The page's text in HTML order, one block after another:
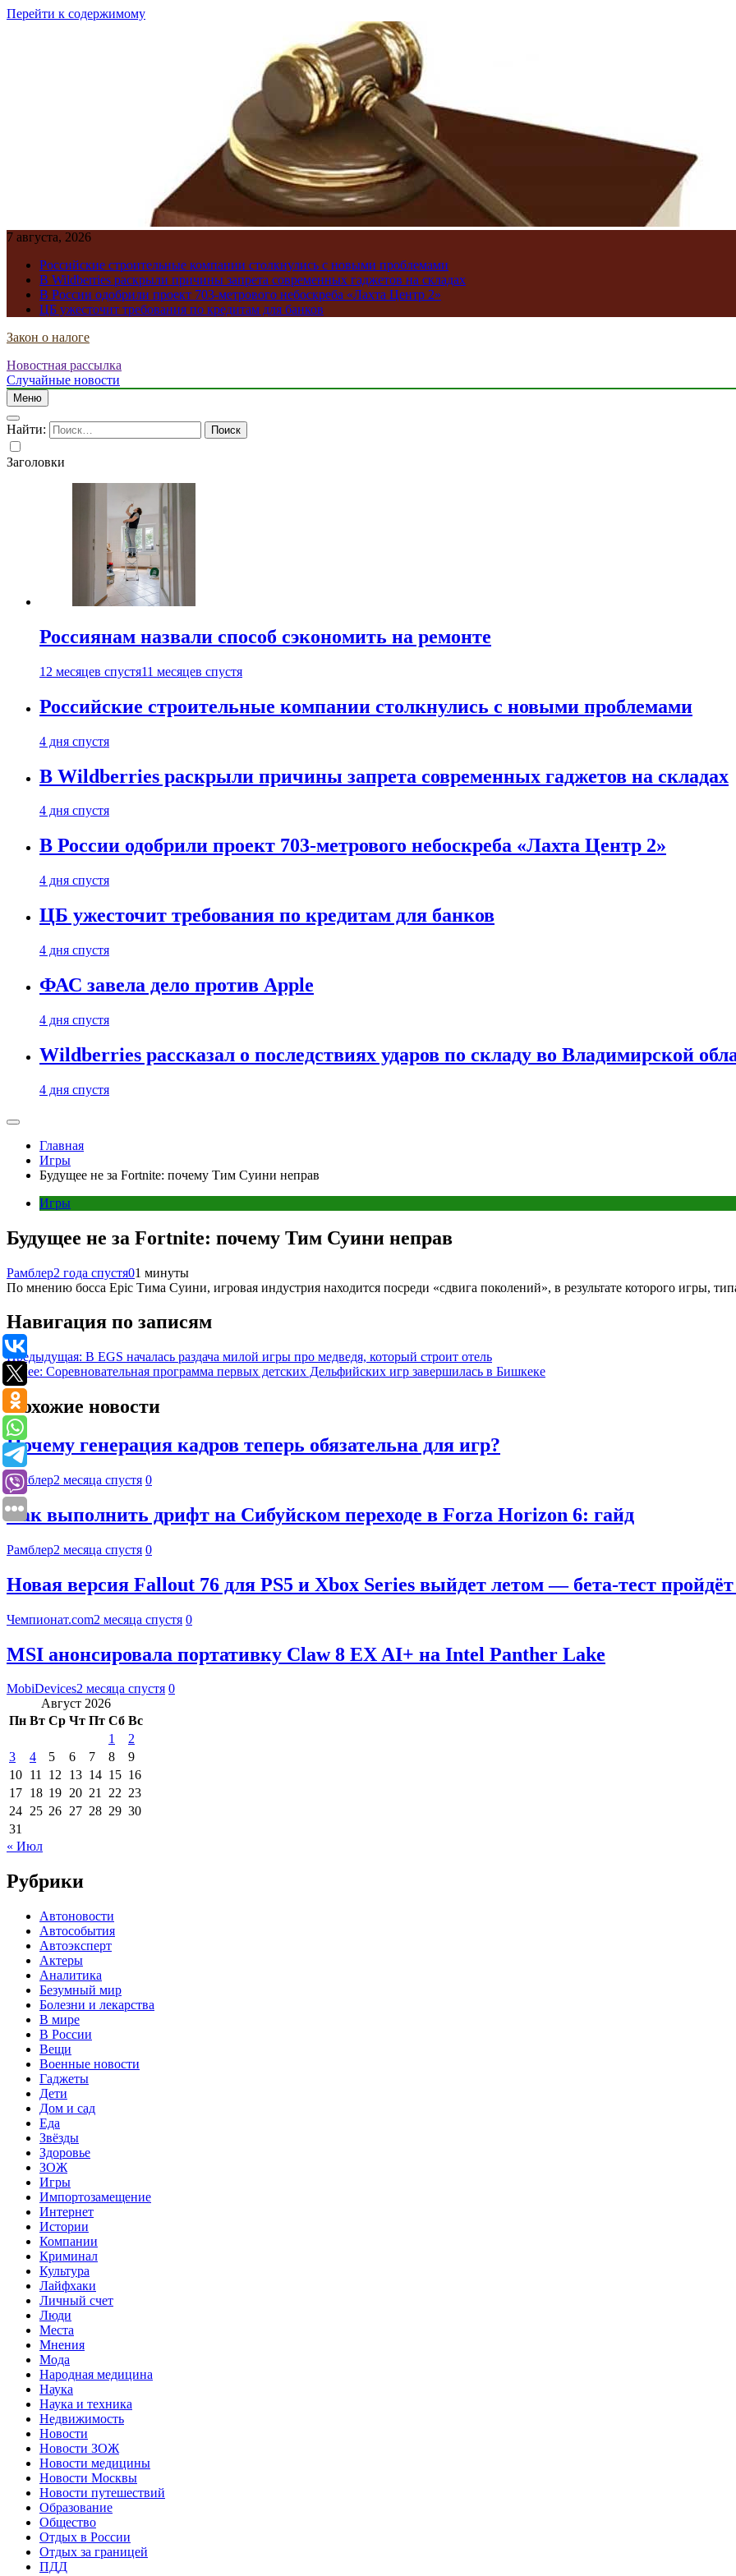
Перейти к содержимому
7 августа, 2026
Российские строительные компании столкнулись с новыми проблемами
В Wildberries раскрыли причины запрета современных гаджетов на складах
В России одобрили проект 703-метрового небоскреба «Лахта Центр 2»
ЦБ ужесточит требования по кредитам для банков
Закон о налоге
Новостная рассылка
Случайные новости
Меню
Найти:
Заголовки
Россиянам назвали способ сэкономить на ремонте
12 месяцев спустя11 месяцев спустя
Российские строительные компании столкнулись с новыми проблемами
4 дня спустя
В Wildberries раскрыли причины запрета современных гаджетов на складах
4 дня спустя
В России одобрили проект 703-метрового небоскреба «Лахта Центр 2»
4 дня спустя
ЦБ ужесточит требования по кредитам для банков
4 дня спустя
ФАС завела дело против Apple
4 дня спустя
Wildberries рассказал о последствиях ударов по складу во Владимирской
4 дня спустя
Главная
Игры
Будущее не за Fortnite: почему Тим Суини неправ
Игры
Будущее не за Fortnite: почему Тим Суини неправ
Рамблер2 года спустя01 минуты
По мнению босса Epic Тима Суини, игровая индустрия находится посреди «сдвига поколений», в результате которого игры,
Навигация по записям
Предыдущая: В EGS началась раздача милой игры про медведя, который строит отель
Далее: Соревновательная программа первых детских Дельфийских игр завершилась в Бишкеке
Похожие новости
Почему генерация кадров теперь обязательна для игр?
Рамблер2 месяца спустя 0
Как выполнить дрифт на Сибуйском переходе в Forza Horizon 6: гайд
Рамблер2 месяца спустя 0
Новая версия Fallout 76 для PS5 и Xbox Series выйдет летом — бета-тест
Чемпионат.com2 месяца спустя 0
MSI анонсировала портативку Claw 8 EX AI+ на Intel Panther Lake
MobiDevices2 месяца спустя 0
Август 2026
Пн Вт Ср Чт Пт Сб Вс
1
2
3
4 5 6 7 8
9
10 11 12 13 14 15 16
17 18 19 20 21 22 23
24 25 26 27 28 29 30
31
« Июл
Рубрики
Автоновости
Автособытия
Автоэксперт
Актеры
Аналитика
Безумный мир
Болезни и лекарства
В мире
В России
Вещи
Военные новости
Гаджеты
Дети
Дом и сад
Еда
Звёзды
Здоровье
ЗОЖ
Игры
Импортозамещение
Интернет
Истории
Компании
Криминал
Культура
Лайфхаки
Личный счет
Люди
Места
Мнения
Мода
Народная медицина
Наука
Наука и техника
Недвижимость
Новости
Новости ЗОЖ
Новости медицины
Новости Москвы
Новости путешествий
Образование
Общество
Отдых в России
Отдых за границей
ПДД